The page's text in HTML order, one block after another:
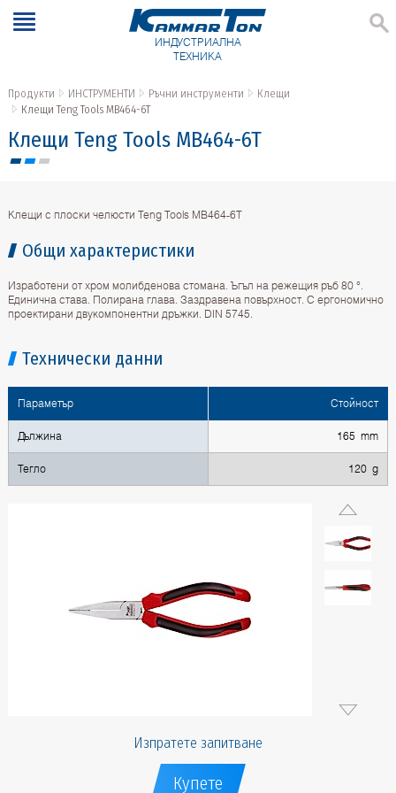
ИНДУСТРИАЛНА
ТЕХНИКА
Продукти ИНСТРУМЕНТИ Ръчни инструменти
Клещи
Клещи Teng Tools MB464-6T
Клещи Teng Tools MB464-6T
Клещи с плоски челюсти Teng Tools MB464-6T
Общи характеристики
Изработени от хром молибденова стомана. Ъгъл на режещия ръб 80 °.
Единична става. Полирана глава. Заздравена повърхност. С ергономично
проектирани двукомпонентни дръжки. DIN 5745.
Технически данни
Параметър Стойност
Дължина 165 mm
Тегло 120 g
Изпратете запитване
Купете